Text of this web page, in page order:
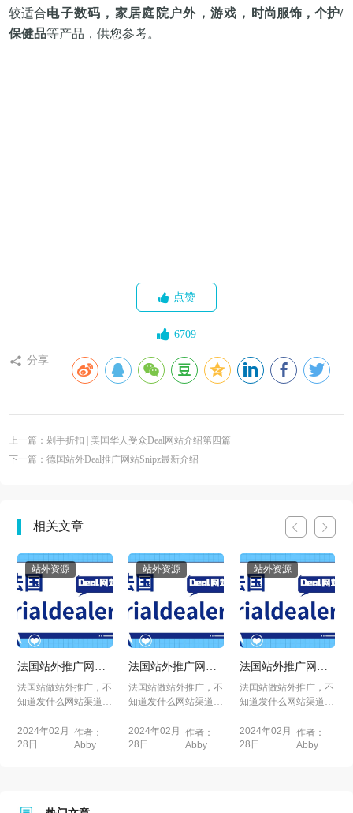
较适合电子数码，家居庭院户外，游戏，
时尚服饰，个护/
保健品等产品，供您参考。
点赞
6709
分享
上一篇：剁手折扣 | 美国华人受众Deal网站介绍第四篇
下一篇：德国站外Deal推广网站Snipz最新介绍
相关文章
站外资源
法国站外推广网站
Serialdealer最新介
绍
法国站做站外推广，不
知道发什么网站渠道，
S...
2024年02月
28日
作者：
Abby
站外资源
法国站外推广网站
Serialdealer最新介
绍
法国站做站外推广，不
知道发什么网站渠道，
S...
2024年02月
28日
作者：
Abby
站外资源
法国站外推广网站
Serialdealer最新介
绍
法国站做站外推广，不
知道发什么网站渠道，
S...
2024年02月
28日
作者：
Abby